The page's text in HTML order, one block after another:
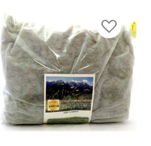
Aggiungi
alla
lista
desideri